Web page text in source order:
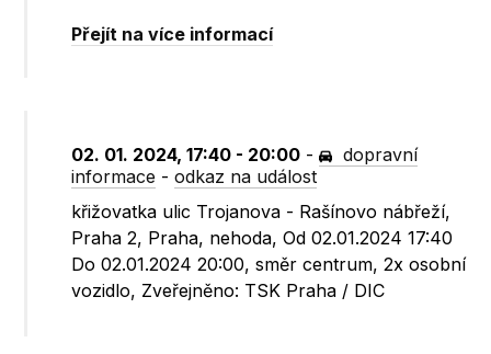
Přejít na více informací
02. 01. 2024, 17:40 - 20:00 -
dopravní
informace -odkaz na událost
křižovatka ulic Trojanova - Rašínovo nábřeží,
Praha 2, Praha, nehoda, Od 02.01.2024 17:40
Do 02.01.2024 20:00, směr centrum, 2x osobní
vozidlo, Zveřejněno: TSK Praha / DIC